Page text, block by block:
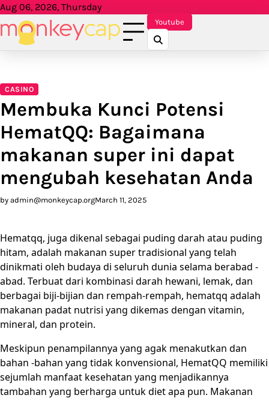
Skip
content
Aug 06, 2026, Thursday
Youtube
CASINO
Membuka Kunci Potensi
HematQQ: Bagaimana
makanan super ini dapat
mengubah kesehatan Anda
by admin@monkeycap.orgMarch 11, 2025
Hematqq, juga dikenal sebagai puding darah atau puding
hitam, adalah makanan super tradisional yang telah
dinikmati oleh budaya di seluruh dunia selama berabad -
abad. Terbuat dari kombinasi darah hewani, lemak, dan
berbagai biji-bijian dan rempah-rempah, hematqq adalah
makanan padat nutrisi yang dikemas dengan vitamin,
mineral, dan protein.
Meskipun penampilannya yang agak menakutkan dan
bahan -bahan yang tidak konvensional, HematQQ memiliki
sejumlah manfaat kesehatan yang menjadikannya
tambahan yang berharga untuk diet apa pun. Makanan